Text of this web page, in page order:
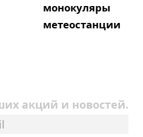
монокуляры
метеостанции
акций и новостей.